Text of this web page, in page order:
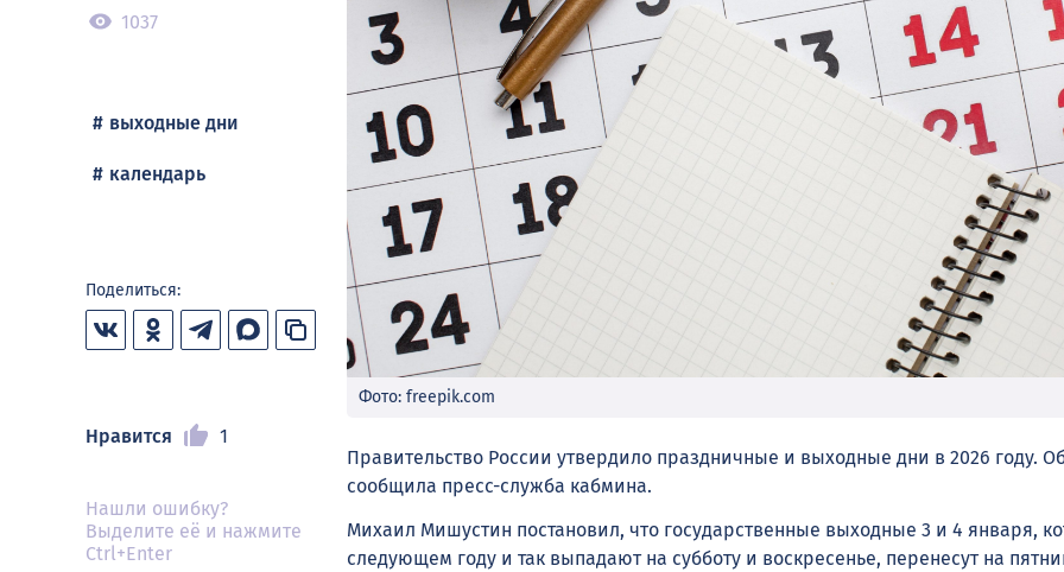
1037
выходные дни
календарь
Поделиться:
Нравится 1
Нашли ошибку?
Выделите её и нажмите
Ctrl+Enter
Фото: freepik.com
Правительство России утвердило праздничные и выходные дни в 2026 году.
сообщила пресс-служба кабмина.
Михаил Мишустин постановил, что государственные выходные 3 и 4 января,
следующем году и так выпадают на субботу и воскресенье, перенесут на